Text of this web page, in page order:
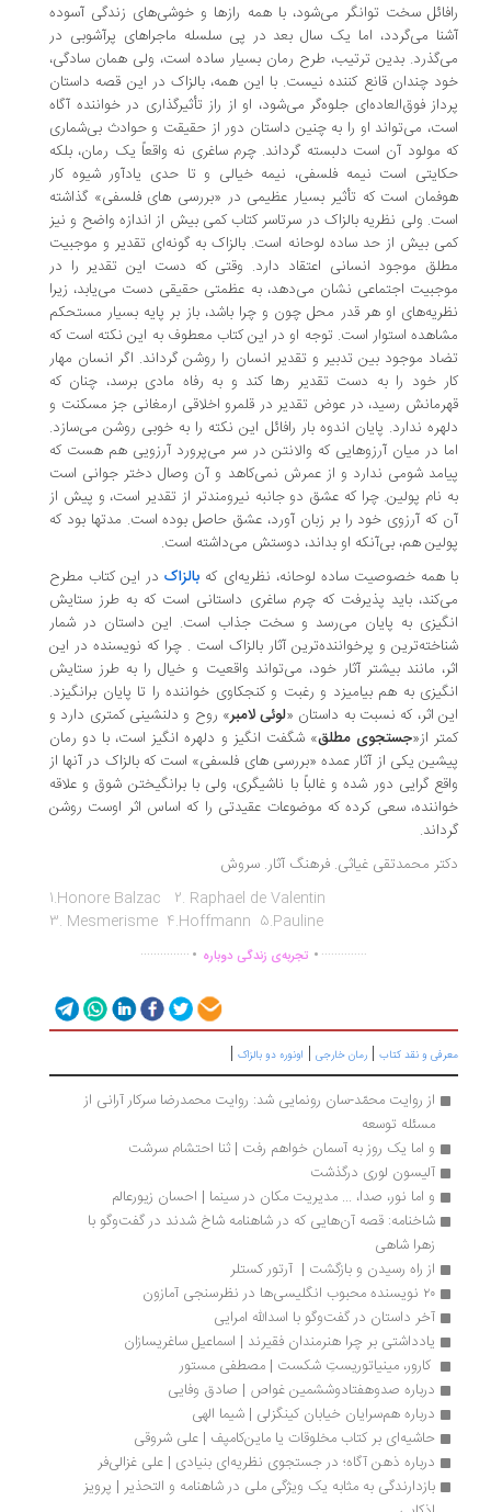
سخت توانگر می‌شود، با همه رازها و خوشی‌های زندگی آسوده
می‌گردد، اما یک سال بعد در پی سلسله ماجراهای پرآشوبی در
بدین ترتیب، ‌طرح رمان بسیار ساده است،‌ ولی همان سادگی،
چندان قانع کننده نیست. با این همه، ‌بالزاک در این قصه داستان
فوق‌العاده‌ای جلوه‌گر می‌شود، او از راز تأثیرگذاری در خواننده آگاه
می‌تواند او را به چنین داستان دور از حقیقت و حوادث بی‌شماری
مولود آن است دلبسته گرداند. چرم ساغری نه واقعاً یک رمان،‌ بلکه
است نیمه فلسفی، ‌نیمه خیالی و تا حدی یادآور شیوه کار
است که تأثیر بسیار عظیمی در «بررسی های فلسفی» گذاشته
ولی نظریه بالزاک در سرتاسر کتاب کمی بیش از اندازه واضح و نیز
بیش از حد ساده لوحانه است. بالزاک به گونه‌ای تقدیر و موجبیت
موجود انسانی اعتقاد دارد. وقتی که دست این تقدیر را در
اجتماعی نشان می‌دهد، ‌به عظمتی حقیقی دست می‌یابد، ‌زیرا
او هر قدر محل چون و چرا باشد، ‌باز بر پایه بسیار مستحکم
استوار است. توجه او در این کتاب معطوف به این نکته است که
موجود بین تدبیر و تقدیر انسان را روشن گرداند. اگر انسان مهار
خود را به دست تقدیر رها کند و به رفاه مادی برسد،‌ چنان که
رسید، ‌در عوض تقدیر در قلمرو اخلاقی ارمغانی جز مسکنت و
ندارد. پایان اندوه بار رافائل این نکته را به خوبی روشن می‌سازد.
در میان آرزوهایی که والانتن در سر می‌پرورد آرزویی هم هست که
شومی ندارد و از عمرش نمی‌کاهد و آن وصال دختر جوانی است
نام پولین. چرا که عشق دو جانبه نیرومندتر از تقدیر است، و پیش از
که آرزوی خود را بر زبان آورد، ‌عشق حاصل بوده است. مدتها بود که
هم،‌ بی‌آنکه او بداند، دوستش می‌داشته است.
همه خصوصیت ساده لوحانه، نظریه‌ای کهبالزاک در این کتاب مطرح
‌باید پذیرفت که چرم ساغری داستانی است که به طرز ستایش
به پایان می‌رسد و سخت جذاب است. این داستان در شمار
و پرخواننده‌ترین آثار بالزاک است . چرا که نویسنده در این
‌مانند بیشتر آثار خود، ‌می‌تواند واقعیت و خیال را به طرز ستایش
به هم بیامیزد و رغبت و کنجکاوی خواننده را تا پایان برانگیزد.
اثر، ‌که نسبت به داستان «لوئی لامبر» روح و دلنشینی کمتری دارد و
از«جستجوی مطلق» شگفت انگیز و دلهره انگیز است،‌ با دو رمان
یکی از آثار عمده «بررسی های فلسفی» است که بالزاک در آنها از
گرایی دور شده و غالباً با ناشیگری، ‌ولی با برانگیختن شوق و علاقه
سعی کرده که موضوعات عقیدتی را که اساس اثر اوست روشن
محمدتقی غیاثی. فرهنگ آثار. سروش
1.Honore Balzac 2. Raphael de Valentin
3. Mesmerisme 4.Hoffmann 5.Pauline
................تجربه‌ی زندگی دوباره ...............
و نقد کتاب|رمان خارجی|اونوره دو بالزاک|
از روایت محمّد-سان رونمایی شد: روایت محمدرضا سرکار آرانی از
مسئله توسعه
و اما یک روز به آسمان خواهم رفت | ثنا احتشام سرشت
آلیسون لوری درگذشت
و اما نور، صدا، ... مدیریت مکان در سینما | احسان زیورعالم
شاخنامه: قصه آن‌هایی که در شاهنامه شاخ شدند در گفت‌وگو با
زهرا شاهی
از راه رسیدن و بازگشت |  آرتور کستلر
آخر داستان در گفت‌وگو با اسدالله امرایی
یادداشتی بر چرا هنرمندان فقیرند | اسماعیل ساغریسازان
کارور، مینیاتوریستِ شکست | مصطفی ‌مستور
درباره صدوهفتادوششمین غواص | صادق وفایی
درباره هم‌سرایان خیابان کینگزلی | شیما الهی
حاشیه‌ای بر کتاب مخلوقات یا ماین‌کامپف | علی شروقی
درباره ذهن آگاه؛ در جستجوی نظریه‌ای بنیادی | علی غزالی‌فر